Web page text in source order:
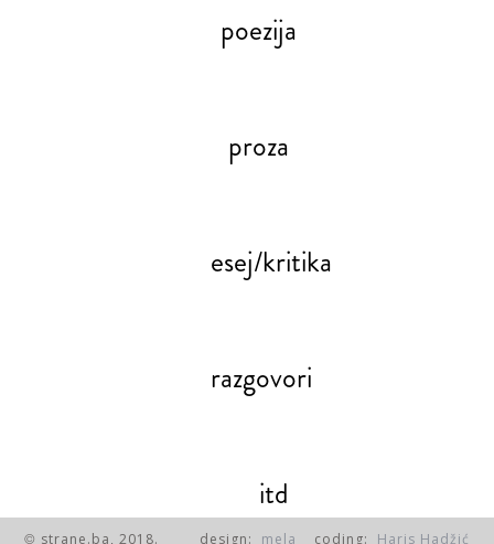
poezija
proza
esej/kritika
razgovori
itd
© strane.ba, 2018. design: mela coding: Haris Hadžić